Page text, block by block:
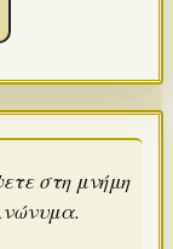
στη μνήμη